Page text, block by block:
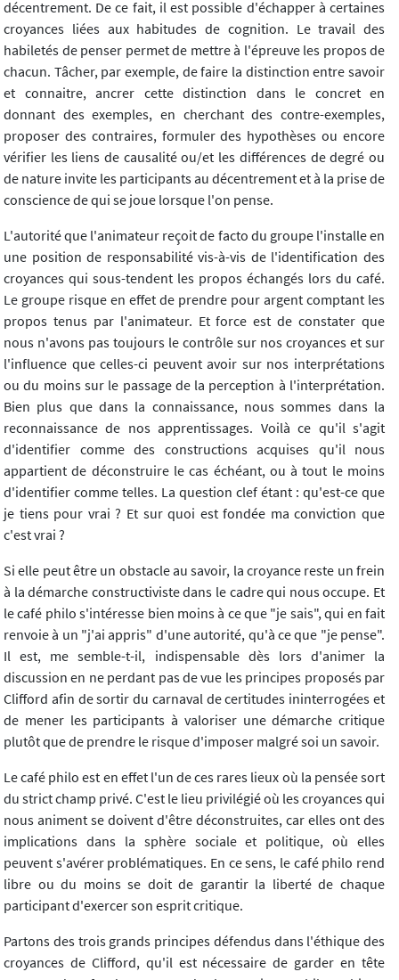
décentrement. De ce fait, il est possible d'échapper à certaines
croyances liées aux habitudes de cognition. Le travail des
habiletés de penser permet de mettre à l'épreuve les propos de
chacun. Tâcher, par exemple, de faire la distinction entre savoir
et connaitre, ancrer cette distinction dans le concret en
donnant des exemples, en cherchant des contre-exemples,
proposer des contraires, formuler des hypothèses ou encore
vérifier les liens de causalité ou/et les différences de degré ou
de nature invite les participants au décentrement et à la prise de
conscience de qui se joue lorsque l'on pense.
L'autorité que l'animateur reçoit de facto du groupe l'installe en
une position de responsabilité vis-à-vis de l'identification des
croyances qui sous-tendent les propos échangés lors du café.
Le groupe risque en effet de prendre pour argent comptant les
propos tenus par l'animateur. Et force est de constater que
nous n'avons pas toujours le contrôle sur nos croyances et sur
l'influence que celles-ci peuvent avoir sur nos interprétations
ou du moins sur le passage de la perception à l'interprétation.
Bien plus que dans la connaissance, nous sommes dans la
reconnaissance de nos apprentissages. Voilà ce qu'il s'agit
d'identifier comme des constructions acquises qu'il nous
appartient de déconstruire le cas échéant, ou à tout le moins
d'identifier comme telles. La question clef étant : qu'est-ce que
je tiens pour vrai ? Et sur quoi est fondée ma conviction que
c'est vrai ?
Si elle peut être un obstacle au savoir, la croyance reste un frein
à la démarche constructiviste dans le cadre qui nous occupe. Et
le café philo s'intéresse bien moins à ce que "je sais", qui en fait
renvoie à un "j'ai appris" d'une autorité, qu'à ce que "je pense".
Il est, me semble-t-il, indispensable dès lors d'animer la
discussion en ne perdant pas de vue les principes proposés par
Clifford afin de sortir du carnaval de certitudes ininterrogées et
de mener les participants à valoriser une démarche critique
plutôt que de prendre le risque d'imposer malgré soi un savoir.
Le café philo est en effet l'un de ces rares lieux où la pensée sort
du strict champ privé. C'est le lieu privilégié où les croyances qui
nous animent se doivent d'être déconstruites, car elles ont des
implications dans la sphère sociale et politique, où elles
peuvent s'avérer problématiques. En ce sens, le café philo rend
libre ou du moins se doit de garantir la liberté de chaque
participant d'exercer son esprit critique.
Partons des trois grands principes défendus dans l'éthique des
croyances de Clifford, qu'il est nécessaire de garder en tête